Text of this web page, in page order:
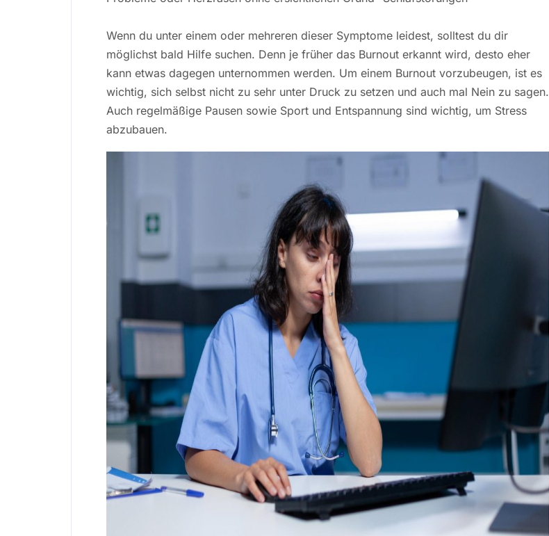
Wenn du unter einem oder mehreren dieser Symptome leidest, solltest du dir
möglichst bald Hilfe suchen. Denn je früher das Burnout erkannt wird, desto eher
kann etwas dagegen unternommen werden. Um einem Burnout vorzubeugen, ist es
wichtig, sich selbst nicht zu sehr unter Druck zu setzen und auch mal Nein zu sagen.
Auch regelmäßige Pausen sowie Sport und Entspannung sind wichtig, um Stress
abzubauen.